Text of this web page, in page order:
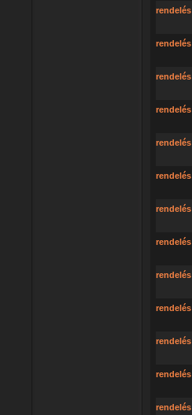
rendelés
rendelés
rendelés
rendelés
rendelés
rendelés
rendelés
rendelés
rendelés
rendelés
rendelés
rendelés
rendelés